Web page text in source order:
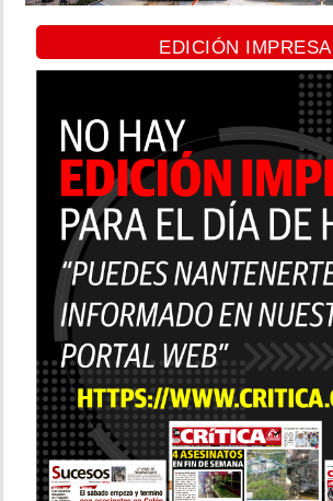
EDICIÓN IMPRESA